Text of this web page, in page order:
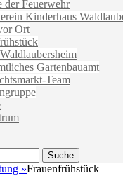
der Feuerwehr
Kinderhaus
Ort
Gartenbauamt
Team
»Frauenfrühstück